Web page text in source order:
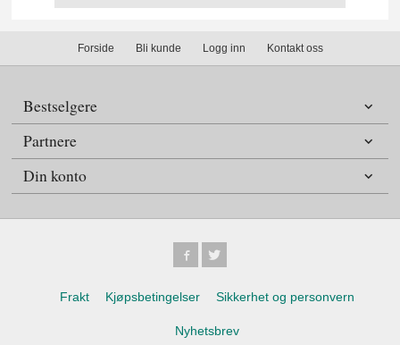
Forside Bli kunde Logg inn Kontakt oss
Bestselgere
Partnere
Din konto
Frakt Kjøpsbetingelser Sikkerhet og personvern
Nyhetsbrev